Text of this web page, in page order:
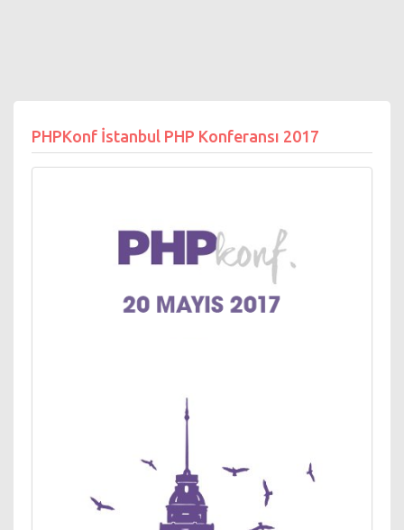
PHPKonf İstanbul PHP Konferansı 2017